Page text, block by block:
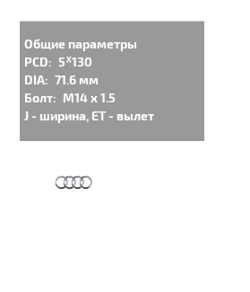
Общие параметры
PCD: 5ᕁ130
DIA: 71.6 мм
Болт: M14 x 1.5
J - ширина, ET - вылет